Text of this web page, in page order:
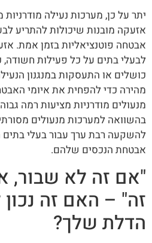
יתר על כן, מערכות נעילה
אזעקה מובנות שיכולות להתריע
אבטחה פוטנציאליות בזמן אמת.
לבעלי בתים על כל פעילות חשודה,
כושלים או התעסקות במנגנון
מהירה כדי להפחית את איומי
מנעולים מודרניות מציעות רמה
בהשוואה למערכות מנעולים
להשקעה רבת ערך עבור בעלי בתים
אבטחת הנכסים שלהם.
"אם זה לא שבור,
זה" – האם זה נכון
הדלת שלך?